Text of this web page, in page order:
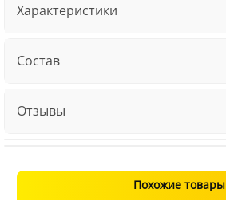
Характеристики
Состав
Отзывы
Похожие товары